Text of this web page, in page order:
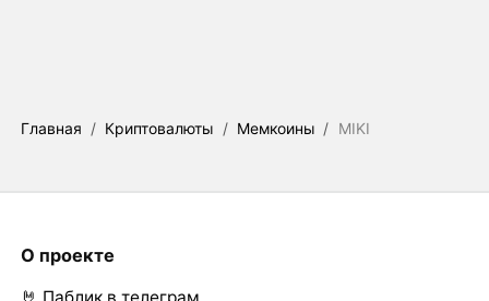
Главная / Криптовалюты / Мемкоины / MIKI
О проекте